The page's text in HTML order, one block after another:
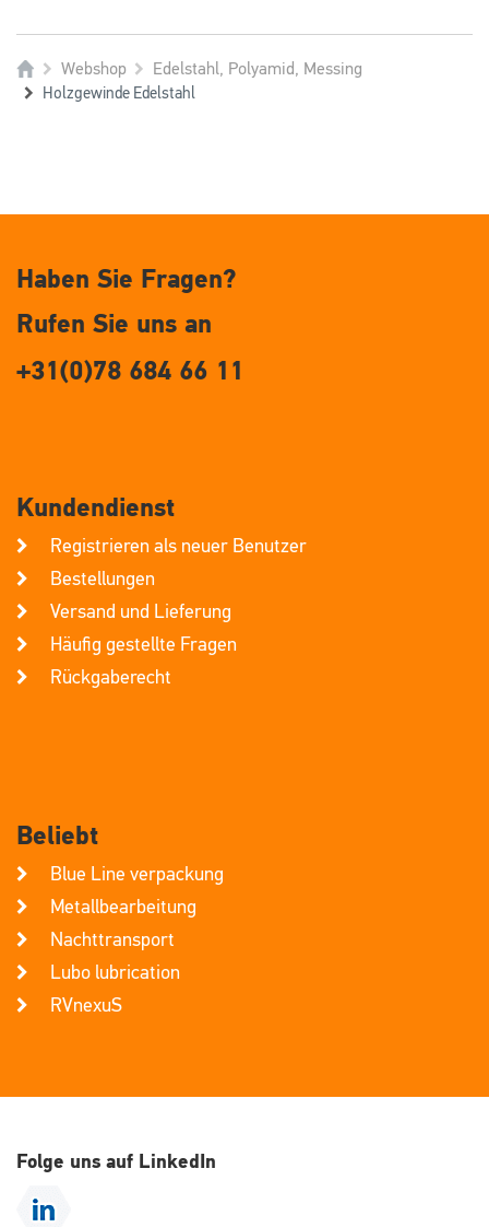
Webshop Edelstahl, Polyamid, Messing
Holzgewinde Edelstahl
Haben Sie Fragen?
Rufen Sie uns an
+31(0)78 684 66 11
Kundendienst
Registrieren als neuer Benutzer
Bestellungen
Versand und Lieferung
Häufig gestellte Fragen
Rückgaberecht
Beliebt
Blue Line verpackung
Metallbearbeitung
Nachttransport
Lubo lubrication
RVnexuS
Folge uns auf LinkedIn